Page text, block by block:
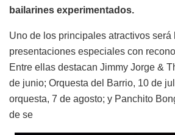
bailarines experimentados.
Uno de los principales atractivos será
presentaciones especiales con
Entre ellas destacan Jimmy Jorge &
de junio; Orquesta del Barrio, 10 de
orquesta, 7 de agosto; y Panchito
de se